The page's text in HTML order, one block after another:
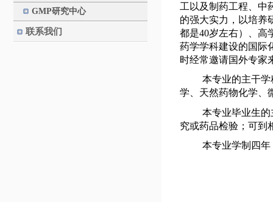
GMP研究中心
联系我们
工以及制药工程、中
的强大实力，以培养
都是40岁左右）、高
药学学科建设的国际
时经常邀请国外专家
本专业的主干
学、天然药物化学、
本专业毕业生
究或药品检验；可到
本专业学制四